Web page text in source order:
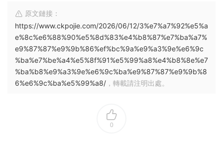
原文鏈接：
https://www.ckpojie.com/2026/06/12/3%e7%a7%92%e5%a
e%8c%e6%88%90%e5%8d%83%e4%b8%87%e7%ba%a7%
e9%87%87%e9%9b%86%ef%bc%9a%e9%a3%9e%e6%9c
%ba%e7%be%a4%e5%8f%91%e5%99%a8%e4%b8%8e%e7
%ba%b8%e9%a3%9e%e6%9c%ba%e9%87%87%e9%9b%8
6%e6%9c%ba%e5%99%a8/ ，轉載請注明出處。
0